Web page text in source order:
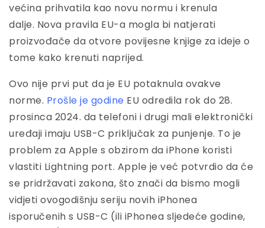
većina prihvatila kao novu normu i krenula
dalje. Nova pravila EU-a mogla bi natjerati
proizvođače da otvore povijesne knjige za ideje o
tome kako krenuti naprijed.
Ovo nije prvi put da je EU potaknula ovakve
norme. Prošle je godine EU odredila rok do 28.
prosinca 2024. da telefoni i drugi mali elektronički
uređaji imaju USB-C priključak za punjenje. To je
problem za Apple s obzirom da iPhone koristi
vlastiti Lightning port. Apple je već potvrdio da će
se pridržavati zakona, što znači da bismo mogli
vidjeti ovogodišnju seriju novih iPhonea
isporučenih s USB-C (ili iPhonea sljedeće godine,